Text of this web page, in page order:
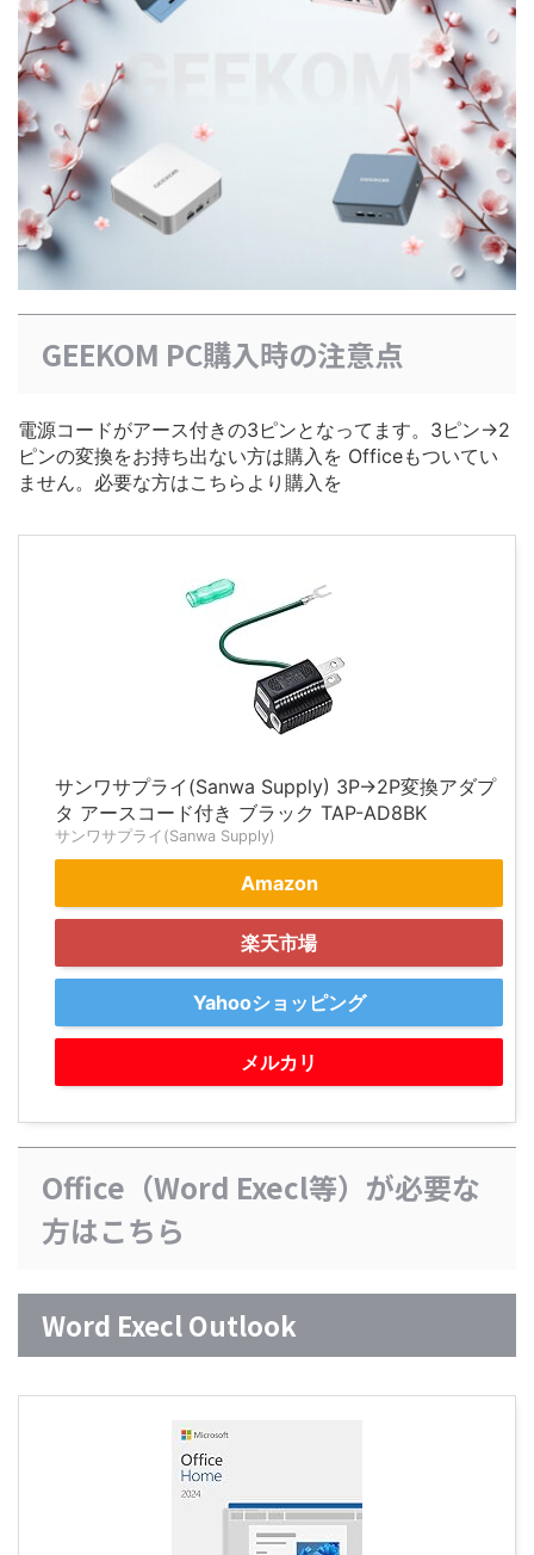
GEEKOM PC購入時の注意点
電源コードがアース付きの3ピンとなってます。3ピン→2
ピンの変換をお持ち出ない方は購入を Officeもついてい
ません。必要な方はこちらより購入を
サンワサプライ(Sanwa Supply) 3P→2P変換アダプ
タ アースコード付き ブラック TAP-AD8BK
サンワサプライ(Sanwa Supply)
Amazon
楽天市場
Yahooショッピング
メルカリ
Office（Word Execl等）が必要な
方はこちら
Word Execl Outlook